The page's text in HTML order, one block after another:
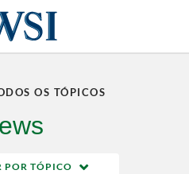
OS TÓPICOS
POR TÓPICO